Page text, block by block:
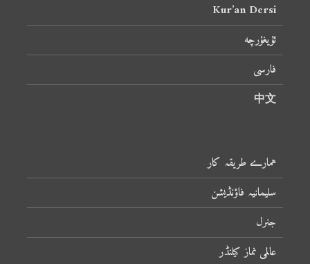
Kur’an Dersi
ئۇيغۇرچە
فارسی
中文
ہمارے طریقہ کار
سلیمانیہ فاؤنڈیشن
جنرل
عالمی نماز کیلنڈر